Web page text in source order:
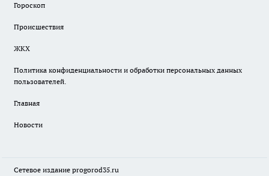
Гороскоп
Происшествия
ЖКХ
Политика конфиденциальности и обработки персональных данных
пользователей.
Главная
Новости
Сетевое издание progorod35.ru